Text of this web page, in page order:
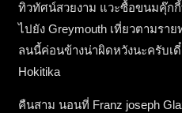
ทิวทัศน์สวยงาม แวะซื้อขนมคุ๊ก
ไปยัง Greymouth เที่ยวตามรา
ลนนี้ค่อนข้างน่าผิดหวังนะครับเ
Hokitika
คืนสาม นอนที่ Franz joseph